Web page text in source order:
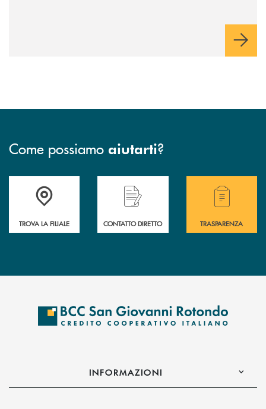
Come possiamo aiutarti?
Accedi all' elenco completo delle filiali della BCC San Giovanni
TROVA LA FILIALE
Hai bisogno di assistenza immediata?
CONTATTO DIRETTO
Hai bisogno di
TRASPARENZA
INFORMAZIONI